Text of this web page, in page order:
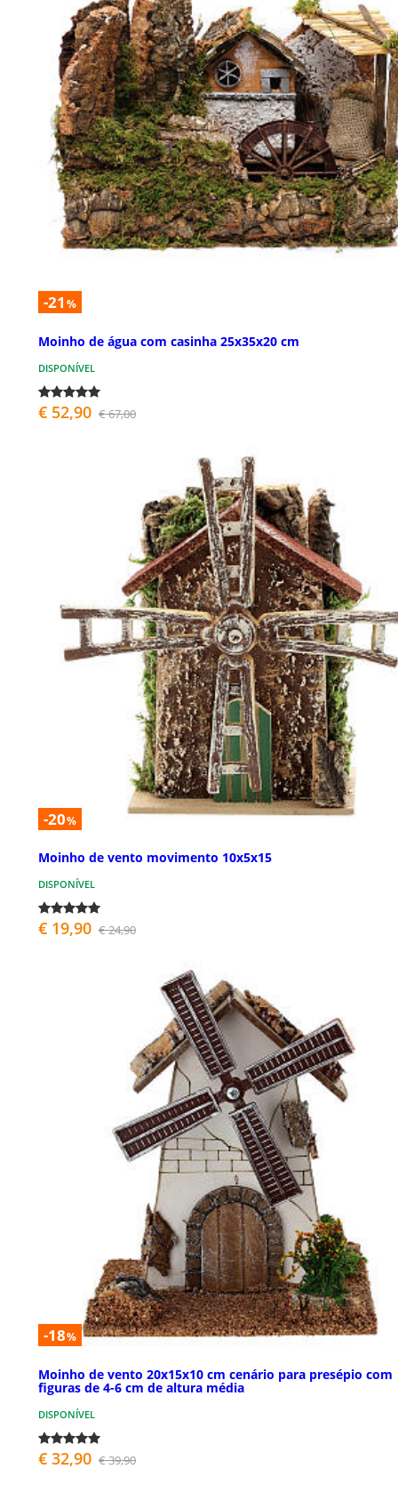
-21 %
Moinho de água com casinha 25x35x20 cm
DISPONÍVEL
€ 52,90 € 67,00
-20%
Moinho de vento movimento 10x5x15
DISPONÍVEL
€ 19,90 € 24,90
-18%
Moinho de vento 20x15x10 cm cenário para presépio com
figuras de 4-6 cm de altura média
DISPONÍVEL
€ 32,90 € 39,90